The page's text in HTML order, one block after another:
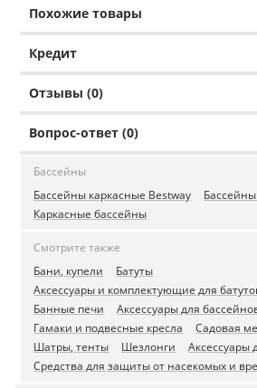
Похожие товары
Кредит
Отзывы (0)
Вопрос-ответ (0)
Бассейны
Бассейны каркасные Bestway
Каркасные бассейны
Смотрите также
Бани, купели
Батуты
Аксессуары и комплектующие для
Банные печи
Аксессуары для
Гамаки и подвесные кресла
Садовая
Шатры, тенты
Шезлонги
Аксессуары
Средства для защиты от насекомых и